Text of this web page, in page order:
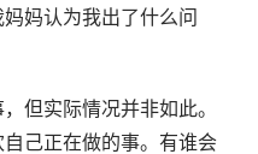
妈认为我出了什么问
但实际情况并非如此。
己正在做的事。有谁会